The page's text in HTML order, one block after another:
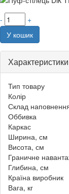
-
+
У кошик
Характеристики
Тип товару
Колір
Склад
Оббивка
Каркас
Ширина, см
Висота, см
Граничне
Глибина, см
Країна виробник
Вага, кг